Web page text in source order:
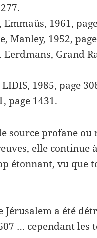
1961,
Manley, 1952,
Grand
1985, page
page 1431.
source profane ou
elle continue
étonnant, vu que
a été
… cependant les